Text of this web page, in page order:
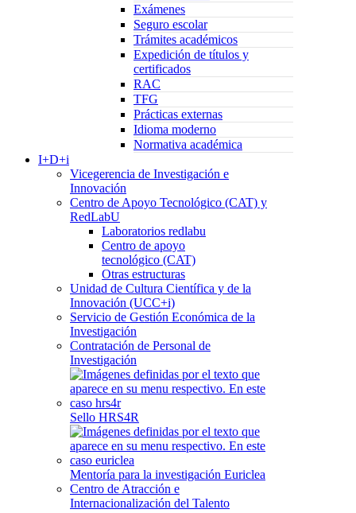
Exámenes
Seguro escolar
Trámites académicos
Expedición de títulos y
certificados
RAC
TFG
Prácticas externas
Idioma moderno
Normativa académica
I+D+i
Vicegerencia de Investigación e
Innovación
Centro de Apoyo Tecnológico (CAT) y
RedLabU
Laboratorios redlabu
Centro de apoyo
tecnológico (CAT)
Otras estructuras
Unidad de Cultura Científica y de la
Innovación (UCC+i)
Servicio de Gestión Económica de la
Investigación
Contratación de Personal de
Investigación
Sello HRS4R
Mentoría para la investigación Euriclea
Centro de Atracción e
Internacionalización del Talento